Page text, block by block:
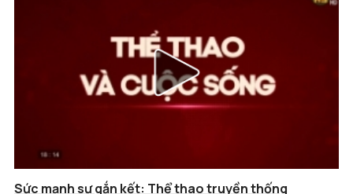
Sức mạnh sự gắn kết: Thể thao truyền thống